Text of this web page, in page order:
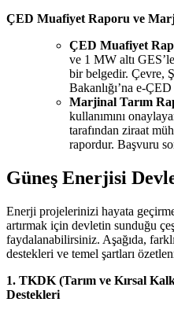
ÇED Muafiyet Raporu ve
ÇED Muafiyet
ve 1 MW altı
bir belgedir. Çevre,
Bakanlığı’na e-
Marjinal Tarım
kullanımını
tarafından ziraat
rapordur. Başvuru
Güneş Enerjisi
Enerji projelerinizi hayata
artırmak için devletin sunduğu
faydalanabilirsiniz. Aşağıda,
destekleri ve temel şartları
1. TKDK (Tarım ve Kırsal
Destekleri